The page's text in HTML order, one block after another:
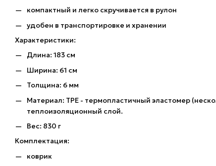
компактный и легко скручивается в рулон
удобен в транспортировке и хранении
Характеристики:
Длина: 183 см
Ширина: 61 см
Толщина: 6 мм
Материал: TPE - термопластичный эластомер
теплоизоляционный слой.
Вес: 830 г
Комплектация:
коврик